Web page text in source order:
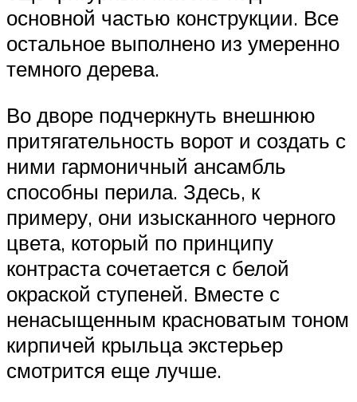
основной частью конструкции. Все
остальное выполнено из умеренно
темного дерева.
Во дворе подчеркнуть внешнюю
притягательность ворот и создать с
ними гармоничный ансамбль
способны перила. Здесь, к
примеру, они изысканного черного
цвета, который по принципу
контраста сочетается с белой
окраской ступеней. Вместе с
ненасыщенным красноватым тоном
кирпичей крыльца экстерьер
смотрится еще лучше.